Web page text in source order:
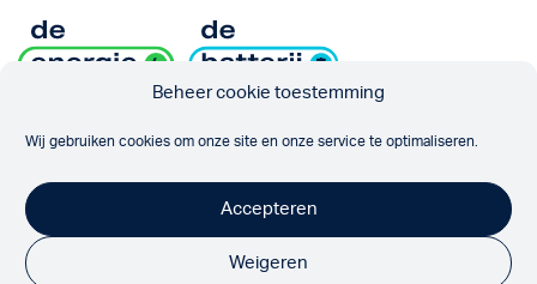
Beheer cookie toestemming
Wij gebruiken cookies om onze site en onze service te optimaliseren.
Accepteren
Weigeren
Volg ons